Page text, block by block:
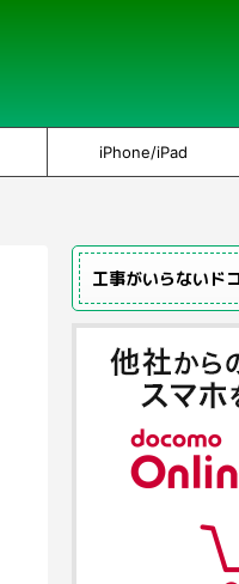
iPhone/iPad
工事がいらないド